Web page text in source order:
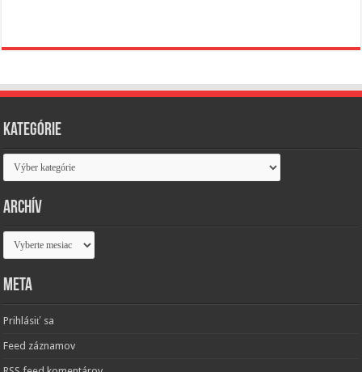
Kategórie
Kategórie
Archív
Archív
Meta
Prihlásiť sa
Feed záznamov